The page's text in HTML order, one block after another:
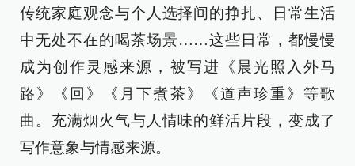
传统家庭观念与个人选择间的挣扎、日常生活
中无处不在的喝茶场景……这些日常，都慢慢
成为创作灵感来源，被写进《晨光照入外马
路》《回》《月下煮茶》《道声珍重》等歌
曲。充满烟火气与人情味的鲜活片段，变成了
写作意象与情感来源。